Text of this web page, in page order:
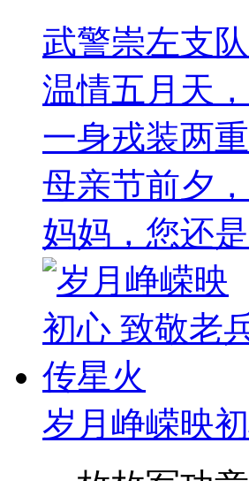
武警崇左支
温情五月天
一身戎装两
母亲节前夕
妈妈，您还
岁月峥嵘映